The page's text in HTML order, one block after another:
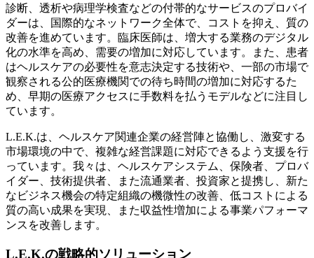
診断、透析や病理学検査などの付帯的なサービスのプロバイ
ダーは、国際的なネットワーク全体で、コストを抑え、質の
改善を進めています。臨床医師は、増大する業務のデジタル
化の水準を高め、需要の増加に対応しています。また、患者
はヘルスケアの必要性を意志決定する技術や、一部の市場で
観察される公的医療機関での待ち時間の増加に対応するた
め、早期の医療アクセスに手数料を払うモデルなどに注目し
ています。
L.E.K.は、ヘルスケア関連企業の経営陣と協働し、激変する
市場環境の中で、複雑な経営課題に対応できるよう支援を行
っています。我々は、ヘルスケアシステム、保険者、プロバ
イダー、技術提供者、また流通業者、投資家と提携し、新た
なビジネス機会の特定組織の機微性の改善、低コストによる
質の高い成果を実現、また収益性増加による事業パフォーマ
ンスを改善します。
L.E.K.の戦略的ソリューション